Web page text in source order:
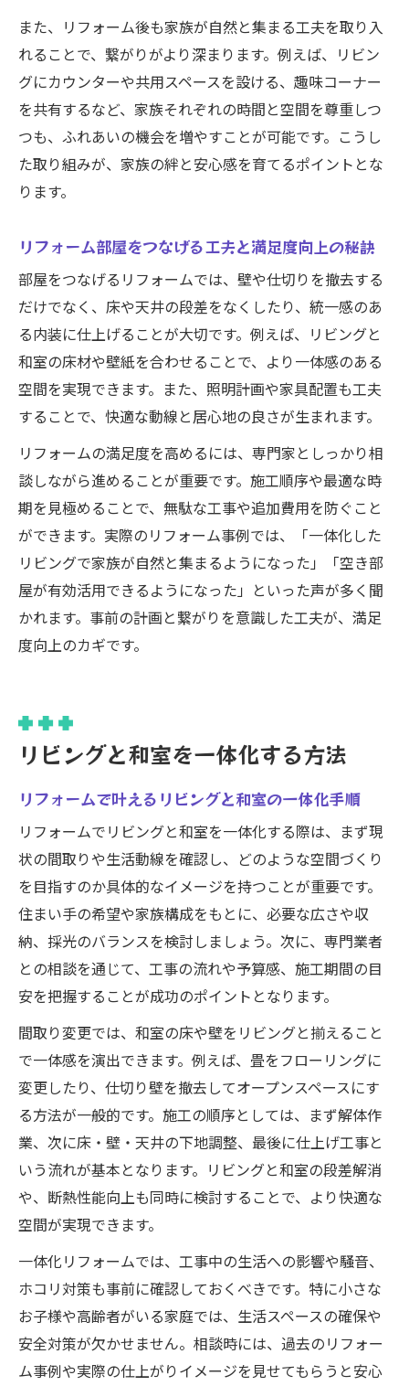
また、リフォーム後も家族が自然と集まる工夫を取り入
れることで、繋がりがより深まります。例えば、リビン
グにカウンターや共用スペースを設ける、趣味コーナー
を共有するなど、家族それぞれの時間と空間を尊重しつ
つも、ふれあいの機会を増やすことが可能です。こうし
た取り組みが、家族の絆と安心感を育てるポイントとな
ります。
リフォーム部屋をつなげる工夫と満足度向上の秘訣
部屋をつなげるリフォームでは、壁や仕切りを撤去する
だけでなく、床や天井の段差をなくしたり、統一感のあ
る内装に仕上げることが大切です。例えば、リビングと
和室の床材や壁紙を合わせることで、より一体感のある
空間を実現できます。また、照明計画や家具配置も工夫
することで、快適な動線と居心地の良さが生まれます。
リフォームの満足度を高めるには、専門家としっかり相
談しながら進めることが重要です。施工順序や最適な時
期を見極めることで、無駄な工事や追加費用を防ぐこと
ができます。実際のリフォーム事例では、「一体化した
リビングで家族が自然と集まるようになった」「空き部
屋が有効活用できるようになった」といった声が多く聞
かれます。事前の計画と繋がりを意識した工夫が、満足
度向上のカギです。
リビングと和室を一体化する方法
リフォームで叶えるリビングと和室の一体化手順
リフォームでリビングと和室を一体化する際は、まず現
状の間取りや生活動線を確認し、どのような空間づくり
を目指すのか具体的なイメージを持つことが重要です。
住まい手の希望や家族構成をもとに、必要な広さや収
納、採光のバランスを検討しましょう。次に、専門業者
との相談を通じて、工事の流れや予算感、施工期間の目
安を把握することが成功のポイントとなります。
間取り変更では、和室の床や壁をリビングと揃えること
で一体感を演出できます。例えば、畳をフローリングに
変更したり、仕切り壁を撤去してオープンスペースにす
る方法が一般的です。施工の順序としては、まず解体作
業、次に床・壁・天井の下地調整、最後に仕上げ工事と
いう流れが基本となります。リビングと和室の段差解消
や、断熱性能向上も同時に検討することで、より快適な
空間が実現できます。
一体化リフォームでは、工事中の生活への影響や騒音、
ホコリ対策も事前に確認しておくべきです。特に小さな
お子様や高齢者がいる家庭では、生活スペースの確保や
安全対策が欠かせません。相談時には、過去のリフォー
ム事例や実際の仕上がりイメージを見せてもらうと安心